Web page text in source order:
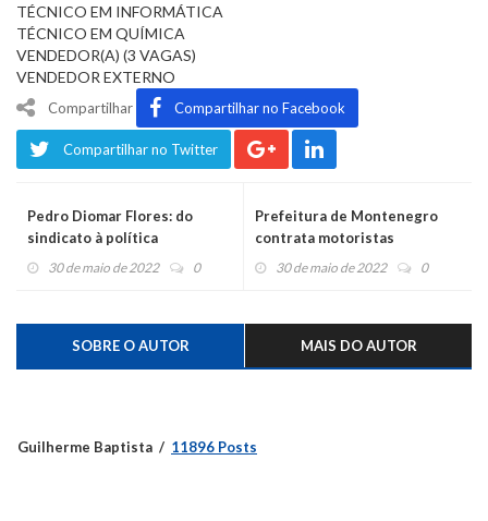
TÉCNICO EM INFORMÁTICA
TÉCNICO EM QUÍMICA
VENDEDOR(A) (3 VAGAS)
VENDEDOR EXTERNO
Compartilhar Compartilhar no Facebook
Compartilhar no Twitter
Pedro Diomar Flores: do
sindicato à política
30 de maio de 2022 0
Prefeitura de Montenegro
contrata motoristas
30 de maio de 2022 0
SOBRE O AUTOR MAIS DO AUTOR
Guilherme Baptista 11896 Posts